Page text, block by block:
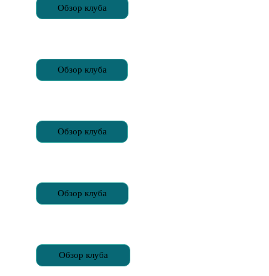
Обзор клуба
Обзор клуба
Обзор клуба
Обзор клуба
Обзор клуба